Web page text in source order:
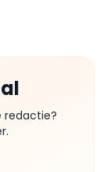
redactie?